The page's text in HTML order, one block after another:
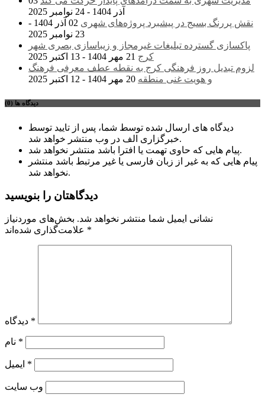
آذر 1404 - 24 نوامبر 2025
نقش پررنگ بسیج در پیشبرد پروژه‌های شهری
02 آذر 1404 -
23 نوامبر 2025
پاکسازی گسترده تبلیغات غیرمجاز و زیباسازی بصری شهر
کرج 21 مهر 1404 - 13 اکتبر 2025
لزوم تبدیل روز فرهنگی کرج به نقطه عطف معرفی فرهنگ
و هویت غنی منطقه 20 مهر 1404 - 12 اکتبر 2025
دیدگاه ها (0)
دیدگاه های ارسال شده توسط شما، پس از تایید توسط
خبرگزاری الف در وب منتشر خواهد شد.
پیام هایی که حاوی تهمت یا افترا باشد منتشر نخواهد شد.
پیام هایی که به غیر از زبان فارسی یا غیر مرتبط باشد منتشر
نخواهد شد.
دیدگاهتان را بنویسید
نشانی ایمیل شما منتشر نخواهد شد. بخش‌های موردنیاز
*
*
*
*
وب‌ سایت